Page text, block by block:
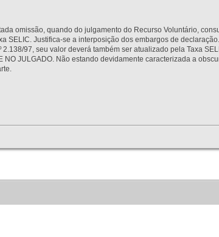
omissão, quando do julgamento do Recurso Voluntário,
Justifica-se a interposição dos embargos de
97, seu valor deverá também ser atualizado pela Taxa
JULGADO. Não estando devidamente caracterizada a